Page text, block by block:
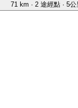
71 km · 2 途經點 · 5